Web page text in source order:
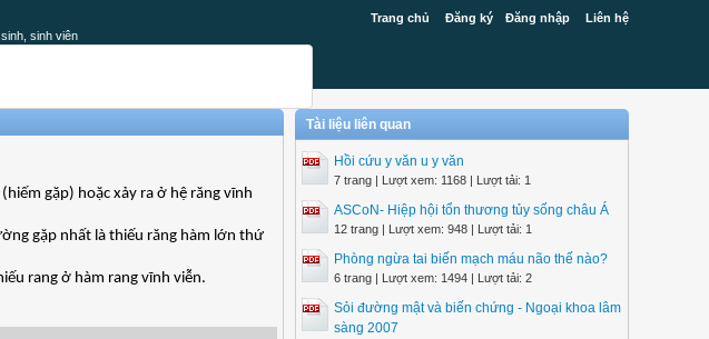
Trang chủ Đăng ký Đăng nhập Liên hệ
sinh viên
gặp) hoặc xảy ra ở hệ răng vĩnh
gặp nhất là thiếu răng hàm lớn thứ
rang ở hàm rang vĩnh viễn.
Tài liệu liên quan
Hồi cứu y văn u y văn
7 trang | Lượt xem: 1168 | Lượt tải: 1
ASCoN- Hiệp hội tổn thương tủy sống châu Á
12 trang | Lượt xem: 948 | Lượt tải: 1
Phòng ngừa tai biến mạch máu não thế nào?
6 trang | Lượt xem: 1494 | Lượt tải: 2
Sỏi đường mật và biến chứng - Ngoại khoa lâm
sàng 2007